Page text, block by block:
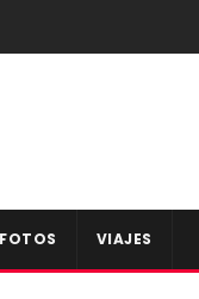
FOTOS VIAJES